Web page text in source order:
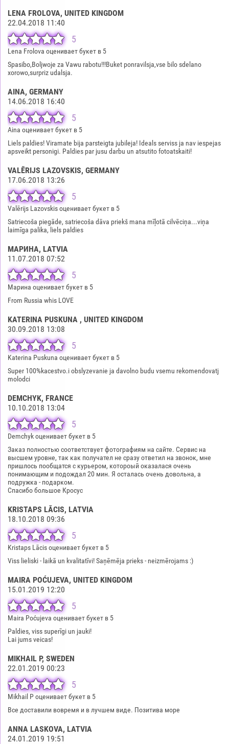
LENA FROLOVA, UNITED KINGDOM
22.04.2018 11:40
5
Lena Frolova оценивает букет в 5
Spasibo,Boljwoje za Vawu rabotu!!!Buket ponravilsja,vse bilo sdelano
xorowo,surpriz udalsja.
AINA, GERMANY
14.06.2018 16:40
5
Aina оценивает букет в 5
Liels paldies! Viramate bija parsteigta jubileja! Ideals serviss ja nav iespejas
apsveikt personigi. Paldies par jusu darbu un atsutito fotoatskaiti!
VALĒRIJS LAZOVSKIS, GERMANY
17.06.2018 13:26
5
Valērijs Lazovskis оценивает букет в 5
Satriecoša piegāde, satriecoša dāva priekš mana mīļotā cilvēciņa...viņa
laimīga palika, liels paldies
МАРИНА, LATVIA
11.07.2018 07:52
5
Марина оценивает букет в 5
From Russia whis LOVE
KATERINA PUSKUNA , UNITED KINGDOM
30.09.2018 13:08
5
Katerina Puskuna оценивает букет в 5
Super 100%kacestvo.i obslyzevanie ja davolno budu vsemu rekomendovatj
molodci
DEMCHYK, FRANCE
10.10.2018 13:04
5
Demchyk оценивает букет в 5
Заказ полностью соответствует фотографиям на сайте. Сервис на
высшем уровне, так как получател не сразу ответил на звонок, мне
пришлось пообщатся с курьером, котороый оказалася очень
понимающим и подождал 20 мин. Я осталась очень довольна, а
подружка - подарком.
Спасибо большое Кросус
KRISTAPS LĀCIS, LATVIA
18.10.2018 09:36
5
Kristaps Lācis оценивает букет в 5
Viss lieliski - laikā un kvalitatīvi! Saņēmēja prieks - neizmērojams :)
MAIRA POĆUJEVA, UNITED KINGDOM
15.01.2019 12:20
5
Maira Poćujeva оценивает букет в 5
Paldies, viss superīgi un jauki!
Lai jums veicas!
MIKHAIL P, SWEDEN
22.01.2019 00:23
5
Mikhail P оценивает букет в 5
Все доставили вовремя и в лучшем виде. Позитива море
ANNA LASKOVA, LATVIA
24.01.2019 19:51